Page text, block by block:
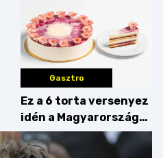
Gasztro
Ez a 6 torta versenyez
idén a Magyarország
tortája címért